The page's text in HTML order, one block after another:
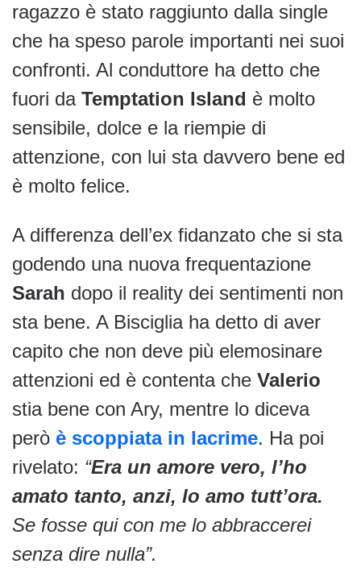
ragazzo è stato raggiunto dalla single
che ha speso parole importanti nei suoi
confronti. Al conduttore ha detto che
fuori da Temptation Island è molto
sensibile, dolce e la riempie di
attenzione, con lui sta davvero bene ed
è molto felice.
A differenza dell’ex fidanzato che si sta
godendo una nuova frequentazione
Sarah dopo il reality dei sentimenti non
sta bene. A Bisciglia ha detto di aver
capito che non deve più elemosinare
attenzioni ed è contenta che Valerio
stia bene con Ary, mentre lo diceva
però è scoppiata in lacrime. Ha poi
rivelato: “Era un amore vero, l’ho
amato tanto, anzi, lo amo tutt’ora.
Se fosse qui con me lo abbraccerei
senza dire nulla”.